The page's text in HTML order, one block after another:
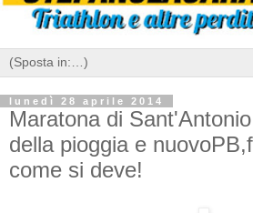
lunedì 28 aprile 2014
Maratona di
della pioggia e
come si deve!